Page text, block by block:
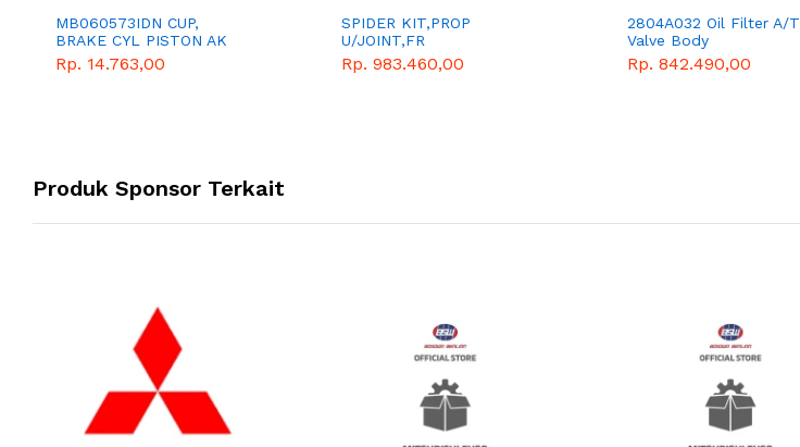
MB060573IDN CUP,
BRAKE CYL PISTON AK
d320
Rp. 14.763,00
SPIDER KIT,PROP
U/JOINT,FR
Rp. 983.460,00
2804A032 Oil Filter A/T
Valve Body
Rp. 842.490,00
Produk Sponsor Terkait